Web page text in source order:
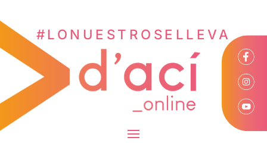
#LONUESTROSELLEVA